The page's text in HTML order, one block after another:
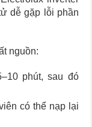
dễ gặp lỗi phần
nguồn:
phút, sau đó
có thể nạp lại